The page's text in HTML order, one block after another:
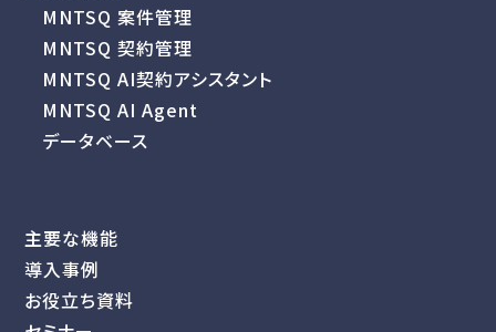
MNTSQ 案件管理
MNTSQ 契約管理
MNTSQ AI契約アシスタント
MNTSQ AI Agent
データベース
主要な機能
導入事例
お役立ち資料